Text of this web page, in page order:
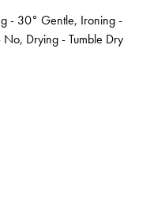
- 30° Gentle, Ironing -
Drying - Tumble Dry